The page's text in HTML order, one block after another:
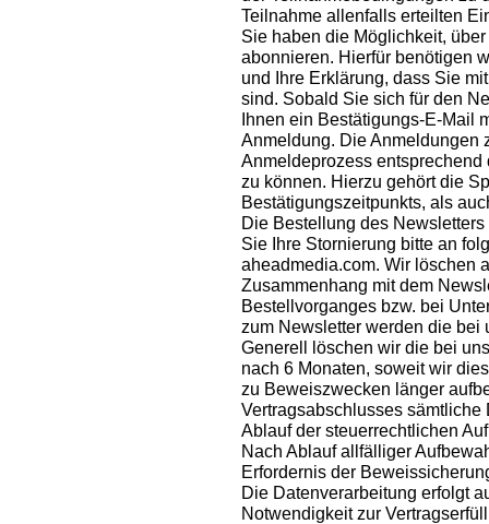
Teilnahme allenfalls erteilten
Sie haben die Möglichkeit,
abonnieren. Hierfür benötigen
und Ihre Erklärung, dass Sie
sind. Sobald Sie sich für den
Ihnen ein Bestätigungs-E-Mail
Anmeldung. Die Anmeldungen
Anmeldeprozess
zu können. Hierzu gehört die
Bestätigungszeitpunkts, als
Die Bestellung des
Sie Ihre Stornierung bitte an
aheadmedia.com. Wir löschen
Zusammenhang mit dem
Bestellvorganges bzw. bei
zum Newsletter werden die bei
Generell löschen wir die bei
nach 6 Monaten, soweit wir
zu Beweiszwecken länger
Vertragsabschlusses
Ablauf der steuerrechtlichen
Nach Ablauf allfälliger
Erfordernis der
Die Datenverarbeitung erfolgt
Notwendigkeit zur